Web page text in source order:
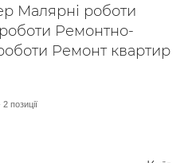
Малярні роботи
Ремонтно-
Ремонт квартир
2 позиції